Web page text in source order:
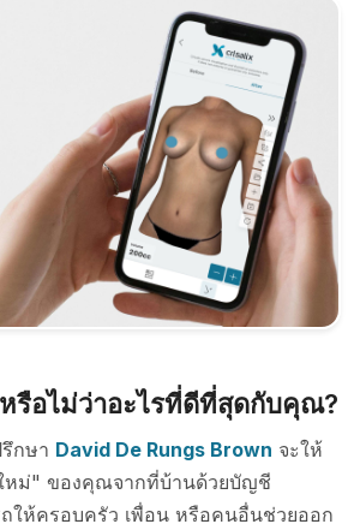
รือไม่ว่าอะไรที่ดีที่สุดกับคุณ?
กษา David De Rungs Brown จะให้
ม่" ของคุณจากที่บ้านด้วยบัญชี
ให้ครอบครัว เพื่อน หรือคนอื่นช่วยออก